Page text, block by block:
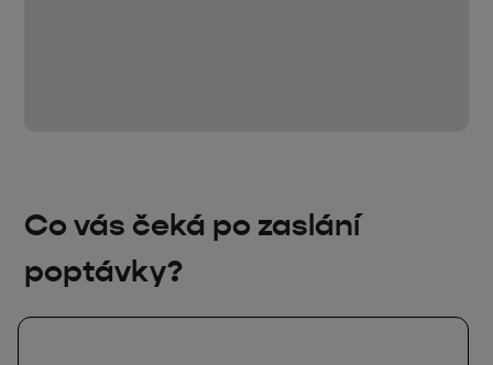
Co vás čeká po zaslání
poptávky?